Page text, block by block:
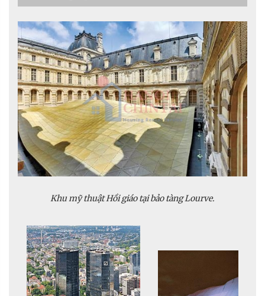
Khu mỹ thuật Hồi giáo tại bảo tàng Lourve.